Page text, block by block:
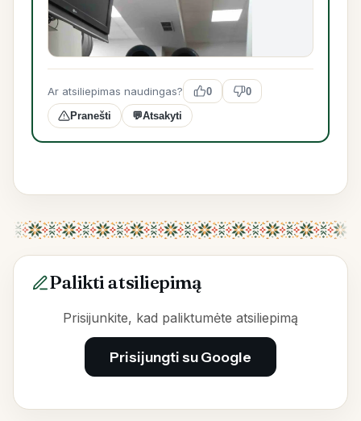
Ar atsiliepimas naudingas? 0 0
Pranešti 💬Atsakyti
Palikti atsiliepimą
Prisijunkite, kad paliktumėte atsiliepimą
Prisijungti su Google